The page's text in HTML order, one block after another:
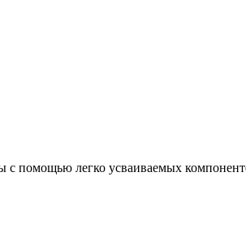
помощью легко усваиваемых